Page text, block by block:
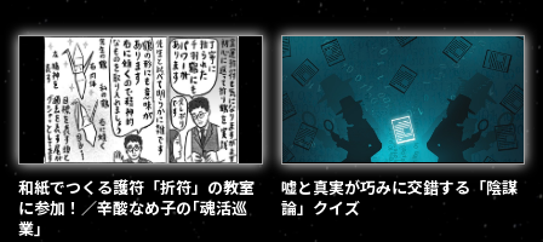
和紙でつくる護符「折符」の教室
に参加！／辛酸なめ子の｢魂活巡
業｣
嘘と真実が巧みに交錯する「陰謀
論」クイズ